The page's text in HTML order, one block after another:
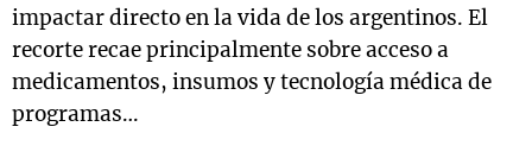
impactar directo en la vida de los argentinos. El
recorte recae principalmente sobre acceso a
medicamentos, insumos y tecnología médica de
programas…